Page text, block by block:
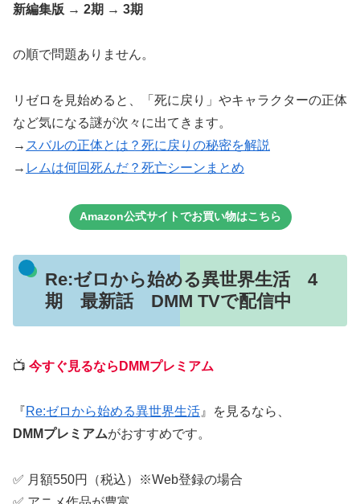
新編集版 → 2期 → 3期
の順で問題ありません。
リゼロを見始めると、「死に戻り」やキャラクターの正体
など気になる謎が次々に出てきます。
→ スバルの正体とは？死に戻りの秘密を解説
→ レムは何回死んだ？死亡シーンまとめ
Amazon公式サイトでお買い物はこちら
Re:ゼロから始める異世界生活 4
期 最新話 DMM TVで配信中
📺 今すぐ見るならDMMプレミアム
『Re:ゼロから始める異世界生活 』を見るなら、
DMMプレミアムがおすすめです。
✅ 月額550円（税込）※Web登録の場合